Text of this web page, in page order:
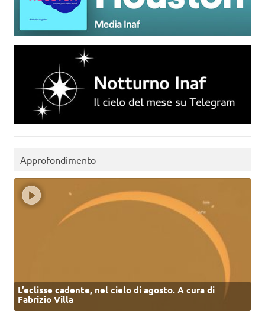
Approfondimento
L’eclisse cadente, nel cielo di agosto. A cura di
Fabrizio Villa